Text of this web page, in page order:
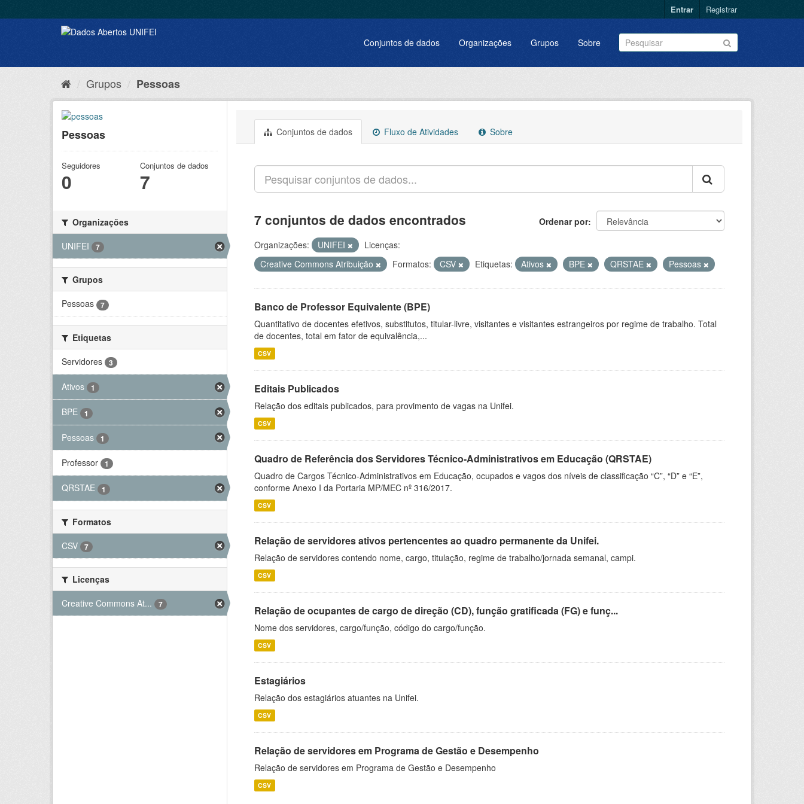
Entrar Registrar
Conjuntos de dados Organizações Grupos Sobre
Grupos Pessoas
Pessoas
Seguidores
0
Conjuntos de dados
7
Organizações
UNIFEI
7
Grupos
Pessoas
7
Etiquetas
Servidores
3
Ativos 1
BPE 1
Pessoas 1
Professor 1
QRSTAE 1
Formatos
CSV
7
Licenças
Creative Commons At...
7
Conjuntos de dados Fluxo de Atividades Sobre
Ordenar por
7 conjuntos de dados encontrados
Organizações: UNIFEI
Licenças:
Creative Commons Atribuição
Formatos: CSV Etiquetas: Ativos BPE QRSTAE Pessoas
Banco de Professor Equivalente (BPE)
Quantitativo de docentes efetivos, substitutos, titular-livre, visitantes e visitantes estrangeiros por regime de trabalho. Total
de docentes, total em fator de equivalência,...
CSV
Editais Publicados
Relação dos editais publicados, para provimento de vagas na Unifei.
CSV
Quadro de Referência dos Servidores Técnico-Administrativos em Educação (QRSTAE)
Quadro de Cargos Técnico-Administrativos em Educação, ocupados e vagos dos níveis de classificação “C”, “D” e “E”,
conforme Anexo I da Portaria MP/MEC nº 316/2017.
CSV
Relação de servidores ativos pertencentes ao quadro permanente da Unifei.
Relação de servidores contendo nome, cargo, titulação, regime de trabalho/jornada semanal, campi.
CSV
Relação de ocupantes de cargo de direção (CD), função gratificada (FG) e funç...
Nome dos servidores, cargo/função, código do cargo/função.
CSV
Estagiários
Relação dos estagiários atuantes na Unifei.
CSV
Relação de servidores em Programa de Gestão e Desempenho
Relação de servidores em Programa de Gestão e Desempenho
CSV